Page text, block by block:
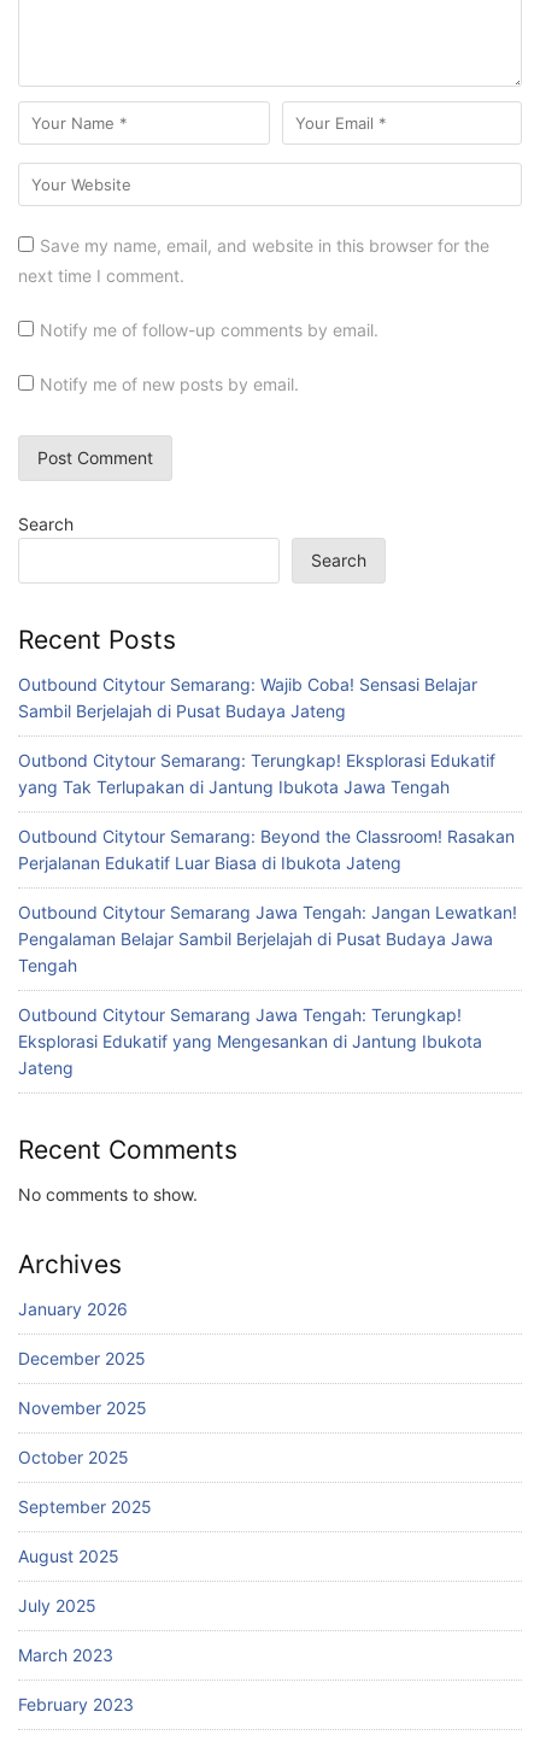
Save my name, email, and website in this browser for the
next time I comment.
Notify me of follow-up comments by email.
Notify me of new posts by email.
Search
Search
Recent Posts
Outbound Citytour Semarang: Wajib Coba! Sensasi Belajar
Sambil Berjelajah di Pusat Budaya Jateng
Outbond Citytour Semarang: Terungkap! Eksplorasi Edukatif
yang Tak Terlupakan di Jantung Ibukota Jawa Tengah
Outbound Citytour Semarang: Beyond the Classroom! Rasakan
Perjalanan Edukatif Luar Biasa di Ibukota Jateng
Outbound Citytour Semarang Jawa Tengah: Jangan Lewatkan!
Pengalaman Belajar Sambil Berjelajah di Pusat Budaya Jawa
Tengah
Outbound Citytour Semarang Jawa Tengah: Terungkap!
Eksplorasi Edukatif yang Mengesankan di Jantung Ibukota
Jateng
Recent Comments
No comments to show.
Archives
January 2026
December 2025
November 2025
October 2025
September 2025
August 2025
July 2025
March 2023
February 2023